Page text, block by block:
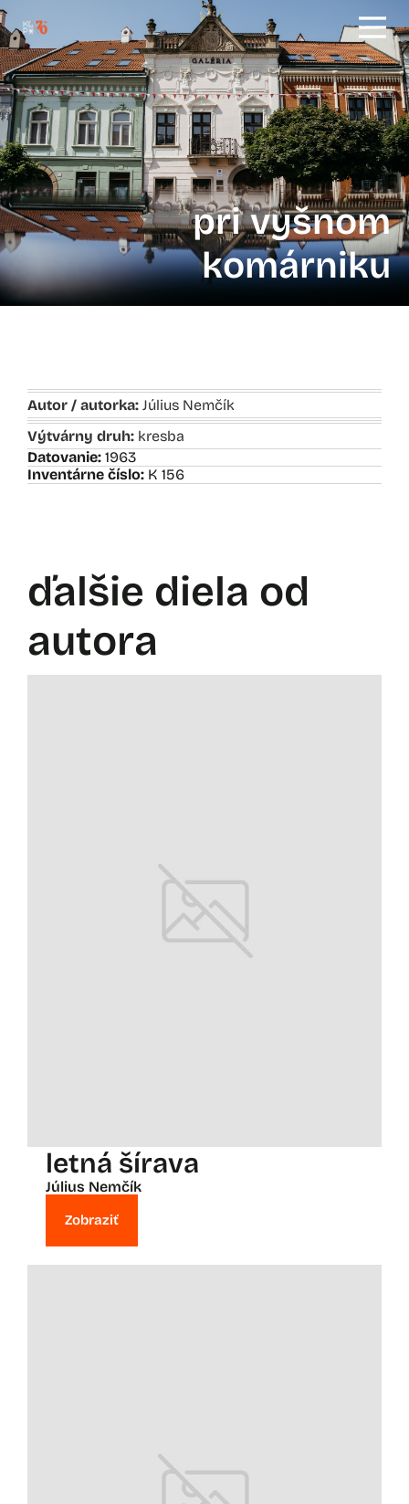
pri vyšnom
komárniku
Autor / autorka: Július Nemčík
Výtvárny druh: kresba
Datovanie: 1963
Inventárne číslo: K 156
ďalšie diela od
autora
letná šírava
Július Nemčík
Zobraziť